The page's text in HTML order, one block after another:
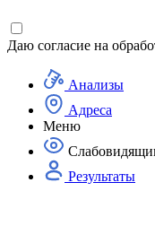
Даю согласие на
Анализы
Адреса
Меню
Результаты